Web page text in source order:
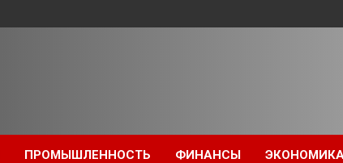
ПРОМЫШЛЕННОСТЬ ФИНАНСЫ